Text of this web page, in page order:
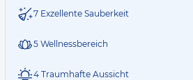
7 Exzellente Sauberkeit
5 Wellnessbereich
4 Traumhafte Aussicht